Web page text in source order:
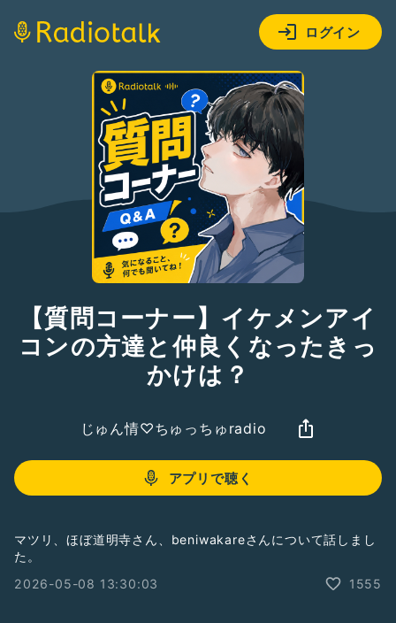
ログイン
【質問コーナー】イケメンアイ
コンの方達と仲良くなったきっ
かけは？
じゅん情♡ちゅっちゅradio
アプリで聴く
マツリ、ほぼ道明寺さん、beniwakareさんについて話しまし
た。
2026-05-08 13:30:03
1555